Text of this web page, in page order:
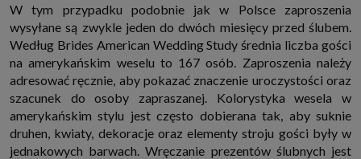
w oparciu o treść regulaminu tego serwisu), to możemy przetwarzać
Twoje dane w zakresie niezbędnym do realizacji tej umowy.
2. Zapewnianie bezpieczeństwa usługi (np. sprawdzenie, czy do Twojego
konta nie loguje się nieuprawniona osoba), dokonanie pomiarów
statystycznych, ulepszanie naszych usług i dopasowanie ich do potrzeb i
wygody użytkowników (np. personalizowanie treści w usługach), jak
również prowadzenie marketingu i promocji własnych usług (np. jeśli
interesujesz się motoryzacją i oglądasz artykuły w biznesistyl.pl lub na
innych stronach internetowych, to możemy Ci wyświetlić reklamę
dotyczącą artykułu w serwisie biznesistyl.pl/automoto. Takie
przetwarzanie danych to realizacja naszych prawnie uzasadnionych
interesów.
W tym przypadku podobnie jak w Polsce zaproszenia
wysyłane są zwykle jeden do dwóch miesięcy przed ślubem.
Według Brides American Wedding Study średnia liczba gości
na amerykańskim weselu to 167 osób. Zaproszenia należy
adresować ręcznie, aby pokazać znaczenie uroczystości oraz
szacunek do osoby zapraszanej. Kolorystyka wesela w
amerykańskim stylu jest często dobierana tak, aby suknie
druhen, kwiaty, dekoracje oraz elementy stroju gości były w
jednakowych barwach. Wręczanie prezentów ślubnych jest